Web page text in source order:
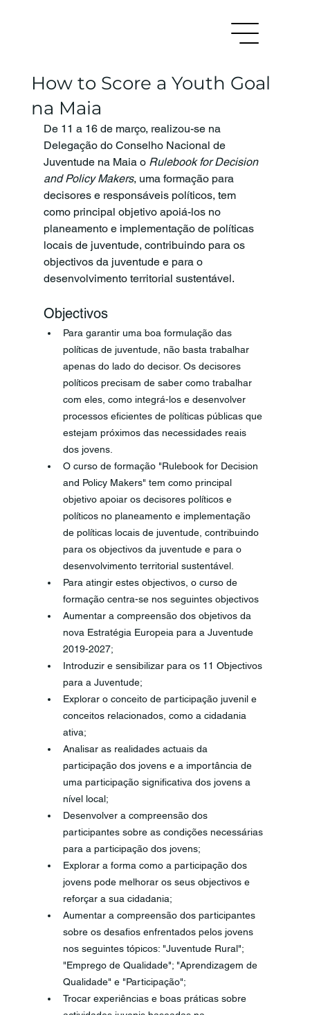
How to Score a Youth Goal
na Maia
De 11 a 16 de março, realizou-se na
Delegação do Conselho Nacional de
Juventude na Maia o Rulebook for Decision
and Policy Makers, uma formação para
decisores e responsáveis políticos, tem
como principal objetivo apoiá-los no
planeamento e implementação de políticas
locais de juventude, contribuindo para os
objectivos da juventude e para o
desenvolvimento territorial sustentável.
Objectivos
Para garantir uma boa formulação das
políticas de juventude, não basta trabalhar
apenas do lado do decisor. Os decisores
políticos precisam de saber como trabalhar
com eles, como integrá-los e desenvolver
processos eficientes de políticas públicas que
estejam próximos das necessidades reais
dos jovens.
O curso de formação "Rulebook for Decision
and Policy Makers" tem como principal
objetivo apoiar os decisores políticos e
políticos no planeamento e implementação
de políticas locais de juventude, contribuindo
para os objectivos da juventude e para o
desenvolvimento territorial sustentável.
Para atingir estes objectivos, o curso de
formação centra-se nos seguintes objectivos
Aumentar a compreensão dos objetivos da
nova Estratégia Europeia para a Juventude
2019-2027;
Introduzir e sensibilizar para os 11 Objectivos
para a Juventude;
Explorar o conceito de participação juvenil e
conceitos relacionados, como a cidadania
ativa;
Analisar as realidades actuais da
participação dos jovens e a importância de
uma participação significativa dos jovens a
nível local;
Desenvolver a compreensão dos
participantes sobre as condições necessárias
para a participação dos jovens;
Explorar a forma como a participação dos
jovens pode melhorar os seus objectivos e
reforçar a sua cidadania;
Aumentar a compreensão dos participantes
sobre os desafios enfrentados pelos jovens
nos seguintes tópicos: "Juventude Rural";
"Emprego de Qualidade"; "Aprendizagem de
Qualidade" e "Participação";
Trocar experiências e boas práticas sobre